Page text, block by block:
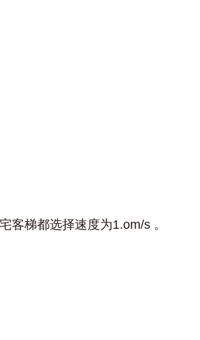
梯都选择速度为1.om/s 。